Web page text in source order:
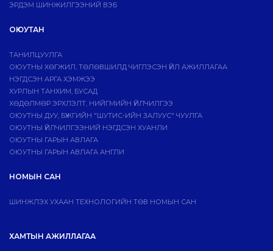
ЭРДЭМ ШИНЖИЛГЭЭНИЙ ВЭБ
ОЮУТАН
ТАНИЛЦУУЛГА
ОЮУТНЫ ХӨГЖИЛ, ТӨЛӨВШИЛД ЧИГЛЭСЭН ҮЙЛ АЖИЛЛАГАА
НЭГДСЭН АРГА ХЭМЖЭЭ
ХУРЛЫН ТАНХИМ, БУСАД
ХӨДӨЛМӨР ЭРХЛЭЛТ, НИЙГМИЙН ҮЙЛЧИЛГЭЭ
ОЮУТНЫ ДУУ, БҮЖГИЙН "ШУТИС-ИЙН ЗАЛУУС" ЧУУЛГА
ОЮУТНЫ ҮЙЛЧИЛГЭЭНИЙ НЭГДСЭН ХУАНЛИ
ОЮУТНЫ ГАРЫН АВЛАГА
ОЮУТНЫ ГАРЫН АВЛАГА АНГЛИ
НОМЫН САН
ШИНЖЛЭХ УХААН ТЕХНОЛОГИЙН ТӨВ НОМЫН САН
ХАМТЫН АЖИЛЛАГАА